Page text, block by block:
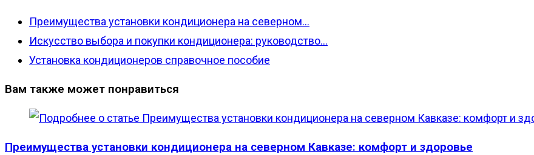
Преимущества установки кондиционера на северном…
Искусство выбора и покупки кондиционера: руководство…
Установка кондиционеров справочное пособие
Вам также может понравиться
Преимущества установки кондиционера на северном Кавказе: комфорт и здоровье